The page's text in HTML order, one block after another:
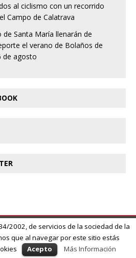
al ciclismo con un recorrido
Campo de Calatrava
de Santa María llenarán de
el verano de Bolaños de
de agosto
WordPress Theme byMH Themes
2002, de servicios de la sociedad de la
que al navegar por este sitio estás
Acepto Más Información